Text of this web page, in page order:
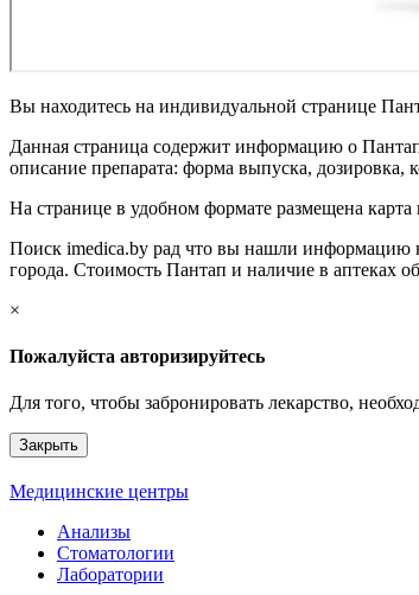
Вы находитесь на индивидуальной странице
Данная страница содержит информацию о
описание препарата: форма выпуска, дозировка,
На странице в удобном формате размещена
Поиск imedica.by рад что вы нашли информацию
города. Стоимость Пантап и наличие в аптеках
×
Пожалуйста авторизируйтесь
Для того, чтобы забронировать лекарство,
Закрыть
Медицинские центры
Анализы
Стоматологии
Лаборатории